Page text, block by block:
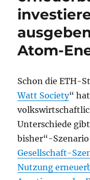
Atom-
Schon die ETH-
Watt Society“
Unterschiede
bisher“-
Gesellschaft-
Nutzung